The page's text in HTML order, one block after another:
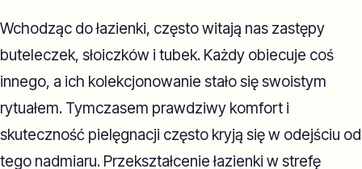
Wchodząc do łazienki, często witają nas zastępy
buteleczek, słoiczków i tubek. Każdy obiecuje coś
innego, a ich kolekcjonowanie stało się swoistym
rytuałem. Tymczasem prawdziwy komfort i
skuteczność pielęgnacji często kryją się w odejściu od
tego nadmiaru. Przekształcenie łazienki w strefę